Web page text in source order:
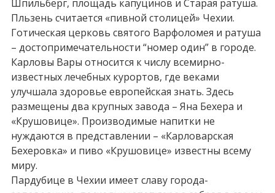
Шпильберг, площадь капуцинов и Старая ратуша.
Пльзень считается «пивной столицей» Чехии.
Готическая церковь святого Варфоломея и ратуша
– достопримечательности “номер один” в городе.
Карловы Вары относится к числу всемирно-
известных лечебных курортов, где веками
улучшала здоровье европейская знать. Здесь
размещены два крупных завода – Яна Бехера и
«Крушовице». Производимые напитки не
нуждаются в представлении – «Карловарская
Бехеровка» и пиво «Крушовице» известны всему
миру.
Пардубице в Чехии имеет славу города-